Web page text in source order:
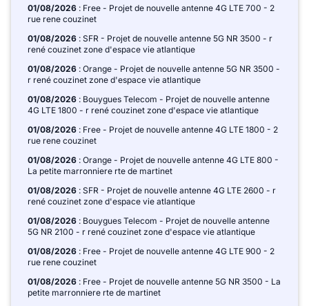
01/08/2026 : Free - Projet de nouvelle antenne 4G LTE 700 - 2
rue rene couzinet
01/08/2026 : SFR - Projet de nouvelle antenne 5G NR 3500 - r
rené couzinet zone d'espace vie atlantique
01/08/2026 : Orange - Projet de nouvelle antenne 5G NR 3500 -
r rené couzinet zone d'espace vie atlantique
01/08/2026 : Bouygues Telecom - Projet de nouvelle antenne
4G LTE 1800 - r rené couzinet zone d'espace vie atlantique
01/08/2026 : Free - Projet de nouvelle antenne 4G LTE 1800 - 2
rue rene couzinet
01/08/2026 : Orange - Projet de nouvelle antenne 4G LTE 800 -
La petite marronniere rte de martinet
01/08/2026 : SFR - Projet de nouvelle antenne 4G LTE 2600 - r
rené couzinet zone d'espace vie atlantique
01/08/2026 : Bouygues Telecom - Projet de nouvelle antenne
5G NR 2100 - r rené couzinet zone d'espace vie atlantique
01/08/2026 : Free - Projet de nouvelle antenne 4G LTE 900 - 2
rue rene couzinet
01/08/2026 : Free - Projet de nouvelle antenne 5G NR 3500 - La
petite marronniere rte de martinet